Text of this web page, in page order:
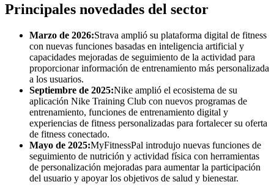
Principales novedades del sector
Marzo de 2026:Strava amplió su plataforma digital de fitness
con nuevas funciones basadas en inteligencia artificial y
capacidades mejoradas de seguimiento de la actividad para
proporcionar información de entrenamiento más personalizada
a los usuarios.
Septiembre de 2025:Nike amplió el ecosistema de su
aplicación Nike Training Club con nuevos programas de
entrenamiento, funciones de entrenamiento digital y
experiencias de fitness personalizadas para fortalecer su oferta
de fitness conectado.
Mayo de 2025:MyFitnessPal introdujo nuevas funciones de
seguimiento de nutrición y actividad física con herramientas
de personalización mejoradas para aumentar la participación
del usuario y apoyar los objetivos de salud y bienestar.